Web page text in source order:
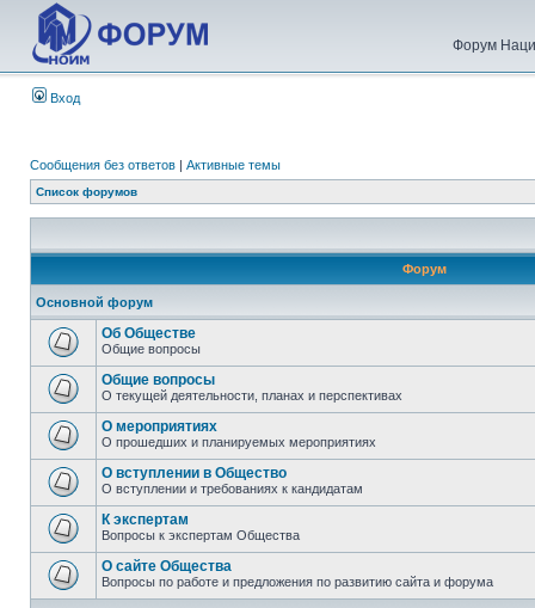
Форум
Вход
Сообщения без ответов | Активные темы
Список форумов
Форум
Основной форум
Об Обществе
Общие вопросы
Общие вопросы
О текущей деятельности, планах и перспективах
О мероприятиях
О прошедших и планируемых мероприятиях
О вступлении в Общество
О вступлении и требованиях к кандидатам
К экспертам
Вопросы к экспертам Общества
О сайте Общества
Вопросы по работе и предложения по развитию сайта и форума